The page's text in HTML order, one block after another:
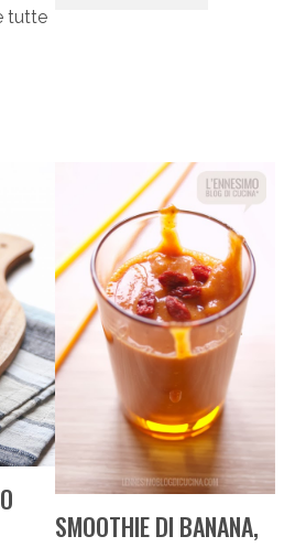
tutte
SMOOTHIE DI BANANA,